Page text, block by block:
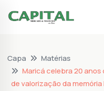
Capa
Matérias
Maricá celebra 20
de valorização da